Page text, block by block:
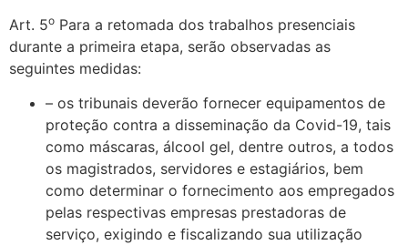
Art. 5o Para a retomada dos trabalhos presenciais
durante a primeira etapa, serão observadas as
seguintes medidas:
– os tribunais deverão fornecer equipamentos de
proteção contra a disseminação da Covid-19, tais
como máscaras, álcool gel, dentre outros, a todos
os magistrados, servidores e estagiários, bem
como determinar o fornecimento aos empregados
pelas respectivas empresas prestadoras de
serviço, exigindo e fiscalizando sua utilização